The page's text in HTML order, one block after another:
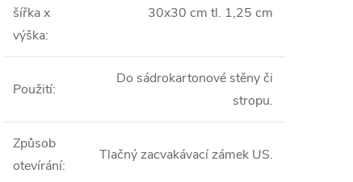
šířka x
výška:
30x30 cm tl. 1,25 cm
Použití:
Do sádrokartonové stěny či
stropu.
Způsob
otevírání:
Tlačný zacvakávací zámek US.